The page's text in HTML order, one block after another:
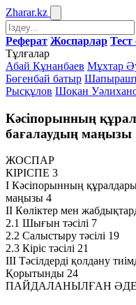
Zharar.kz
Реферат Жоспарлар
Тұлғалар
Абай Құнанбаев Мұхтар
Бөгенбай батыр
Рысқұлов Шоқан
Кәсіпорынның
бағалаудың маңызы
ЖОСПАР
КІРІСПЕ 3
І Кәсіпорынның
маңызы 4
ІІ Көліктер мен
2.1 Шығын тәсілі 7
2.2 Салыстыру тәсілі 19
2.3 Кіріс тәсілі 21
ІІІ Тәсілдерді қолдану
Қорытынды 24
ПАЙДАЛАНЫЛҒАН